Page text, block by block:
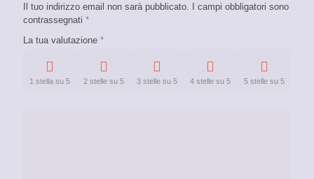
Il tuo indirizzo email non sarà pubblicato.
I campi obbligatori sono
contrassegnati *
La tua valutazione *
1 stella su 5 2 stelle su 5 3 stelle su 5 4 stelle su 5 5 stelle su 5